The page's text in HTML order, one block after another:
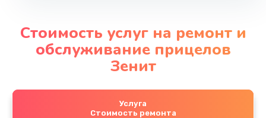
Стоимость услуг на ремонт и
обслуживание прицелов
Зенит
Услуга
Стоимость ремонта